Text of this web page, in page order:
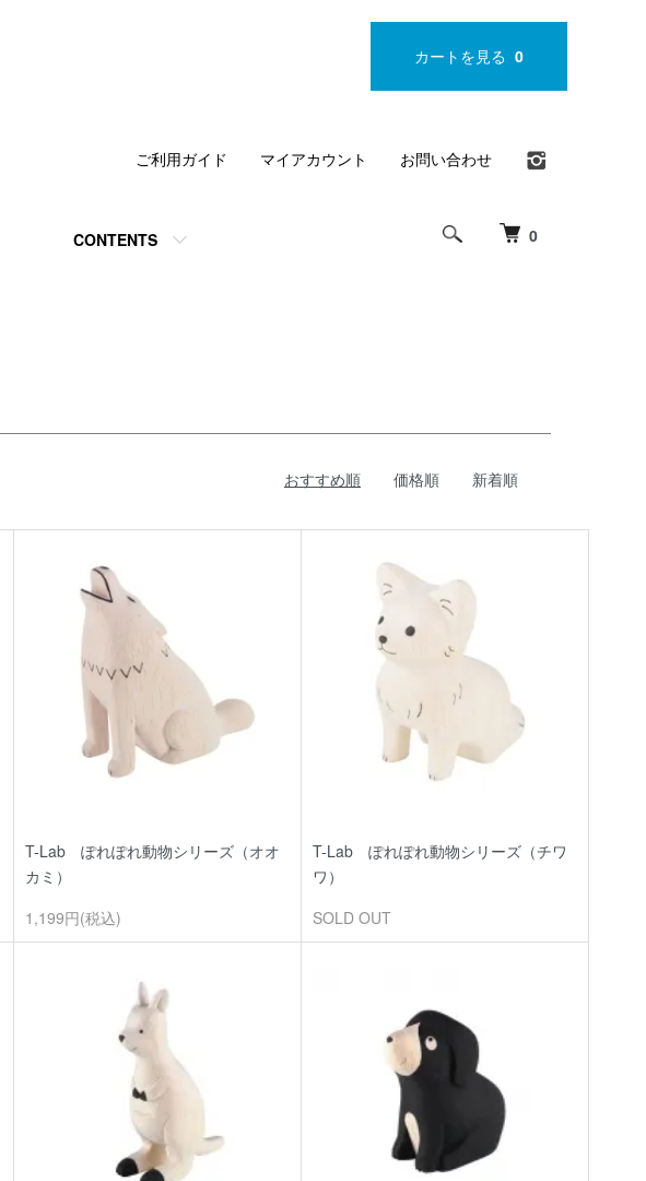
カートを見る 0
0
CONTENTS
ご利用ガイド マイアカウント お問い合わせ
おすすめ順 価格順 新着順
T-Lab ぽれぽれ動物シリーズ（オオ
カミ）
1,199円(税込)
T-Lab ぽれぽれ動物シリーズ（チワ
ワ）
SOLD OUT